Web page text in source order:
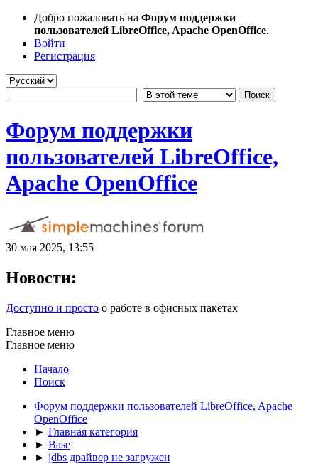
Добро пожаловать на Форум поддержки
пользователей LibreOffice, Apache OpenOffice.
Войти
Регистрация
Форум поддержки
пользователей LibreOffice,
Apache OpenOffice
30 мая 2025, 13:55
Новости:
Доступно и просто о работе в офисных пакетах
Главное меню
Главное меню
Начало
Поиск
Форум поддержки пользователей LibreOffice, Apache
OpenOffice
► Главная категория
► Base
► jdbs драйвер не загружен